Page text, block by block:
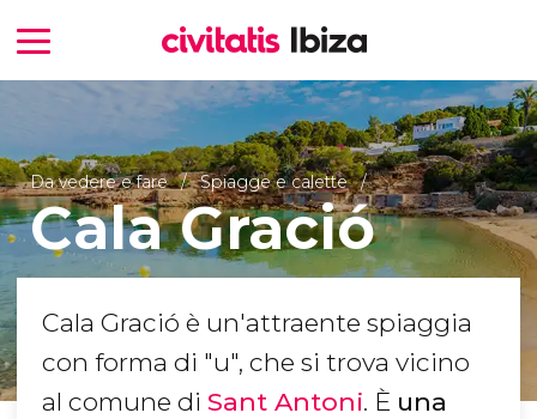
Da vedere e fare Spiagge e calette
Cala Gració
Cala Gració è un'attraente spiaggia
con forma di "u", che si trova vicino
al comune di Sant Antoni. È una